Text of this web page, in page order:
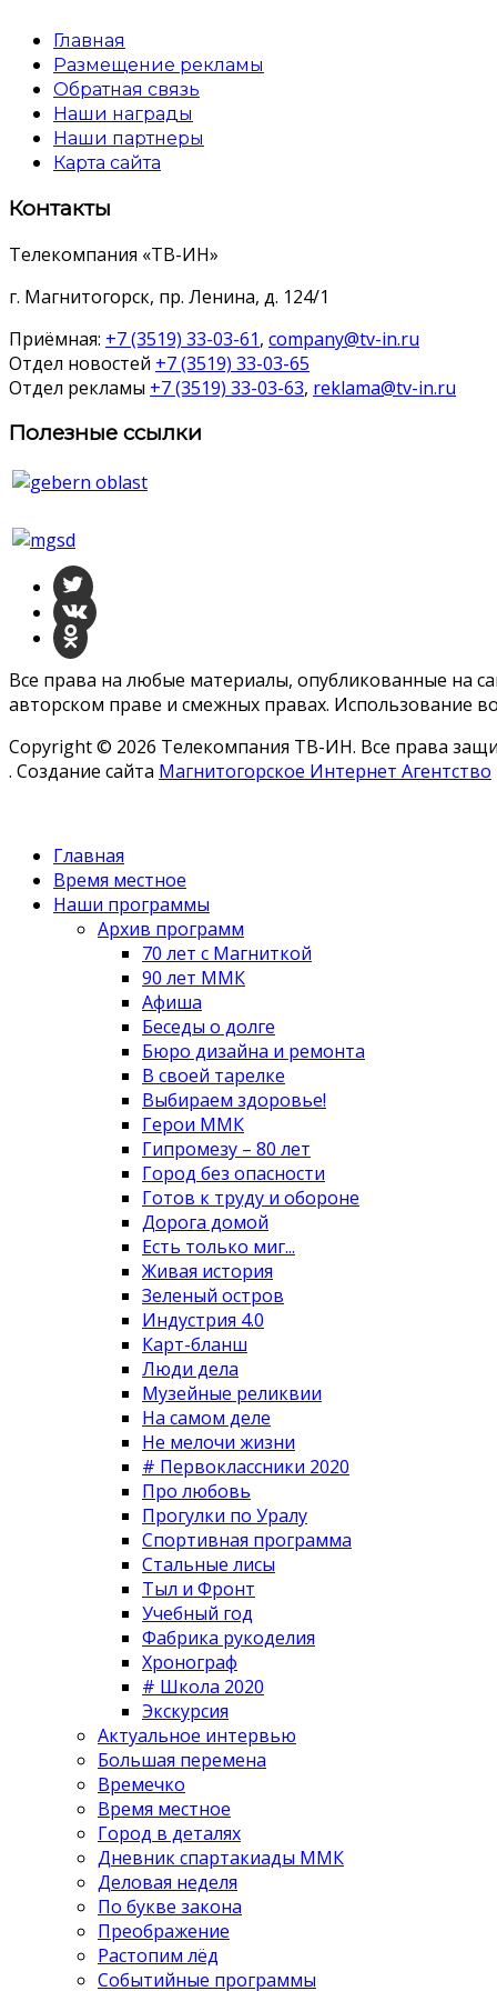
Главная
Размещение рекламы
Обратная связь
Наши награды
Наши партнеры
Карта сайта
Контакты
Телекомпания «ТВ-ИН»
г. Магнитогорск, пр. Ленина, д. 124/1
Приёмная: +7 (3519) 33-03-61, company@tv-in.ru
Отдел новостей +7 (3519) 33-03-65
Отдел рекламы +7 (3519) 33-03-63, reklama@tv-in.ru
Полезные ссылки
Все права на любые материалы, опубликованные на
авторском праве и смежных правах. Использование
Copyright © 2026 Телекомпания ТВ-ИН. Все права
. Создание сайта Магнитогорское Интернет Агентство
Главная
Время местное
Наши программы
Архив программ
70 лет с Магниткой
90 лет ММК
Афиша
Беседы о долге
Бюро дизайна и ремонта
В своей тарелке
Выбираем здоровье!
Герои ММК
Гипромезу – 80 лет
Город без опасности
Готов к труду и обороне
Дорога домой
Есть только миг...
Живая история
Зеленый остров
Индустрия 4.0
Карт-бланш
Люди дела
Музейные реликвии
На самом деле
Не мелочи жизни
# Первоклассники 2020
Про любовь
Прогулки по Уралу
Спортивная программа
Стальные лисы
Тыл и Фронт
Учебный год
Фабрика рукоделия
Хронограф
# Школа 2020
Экскурсия
Актуальное интервью
Большая перемена
Времечко
Время местное
Город в деталях
Дневник спартакиады ММК
Деловая неделя
По букве закона
Преображение
Растопим лёд
Событийные программы